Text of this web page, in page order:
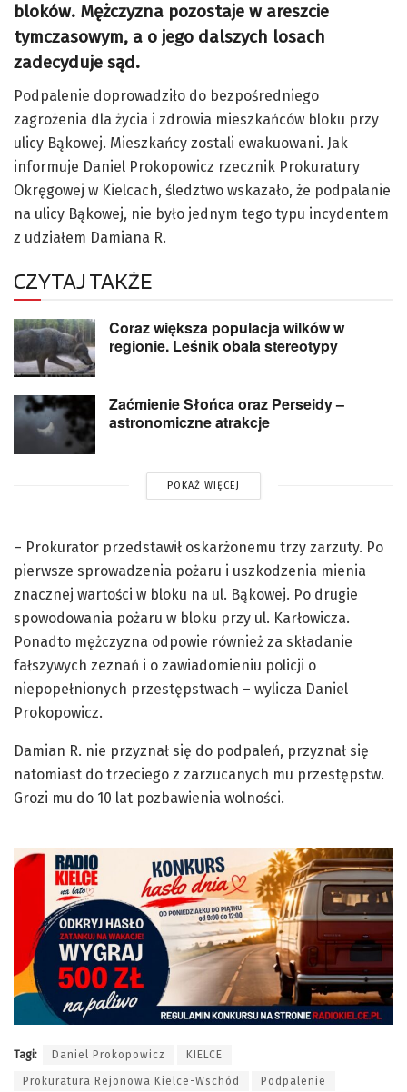
bloków. Mężczyzna pozostaje w areszcie
tymczasowym, a o jego dalszych losach
zadecyduje sąd.
Podpalenie doprowadziło do bezpośredniego
zagrożenia dla życia i zdrowia mieszkańców bloku przy
ulicy Bąkowej. Mieszkańcy zostali ewakuowani. Jak
informuje Daniel Prokopowicz rzecznik Prokuratury
Okręgowej w Kielcach, śledztwo wskazało, że podpalanie
na ulicy Bąkowej, nie było jednym tego typu incydentem
z udziałem Damiana R.
CZYTAJ TAKŻE
Coraz większa populacja wilków w
regionie. Leśnik obala stereotypy
Zaćmienie Słońca oraz Perseidy –
astronomiczne atrakcje
POKAŻ WIĘCEJ
– Prokurator przedstawił oskarżonemu trzy zarzuty. Po
pierwsze sprowadzenia pożaru i uszkodzenia mienia
znacznej wartości w bloku na ul. Bąkowej. Po drugie
spowodowania pożaru w bloku przy ul. Karłowicza.
Ponadto mężczyzna odpowie również za składanie
fałszywych zeznań i o zawiadomieniu policji o
niepopełnionych przestępstwach – wylicza Daniel
Prokopowicz.
Damian R. nie przyznał się do podpaleń, przyznał się
natomiast do trzeciego z zarzucanych mu przestępstw.
Grozi mu do 10 lat pozbawienia wolności.
Tagi: Daniel Prokopowicz KIELCE
Prokuratura Rejonowa Kielce-Wschód Podpalenie